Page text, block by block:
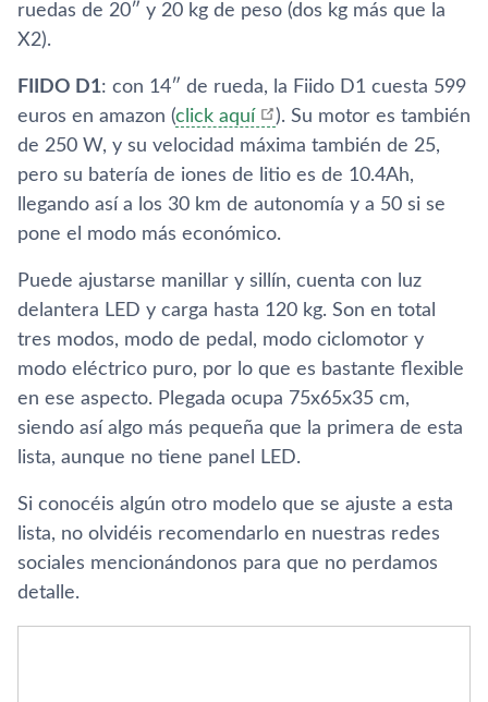
ruedas de 20″ y 20 kg de peso (dos kg más que la
X2).
FIIDO D1: con 14″ de rueda, la Fiido D1 cuesta 599
euros en amazon (click aquí
). Su motor es también
de 250 W, y su velocidad máxima también de 25,
pero su batería de iones de litio es de 10.4Ah,
llegando así a los 30 km de autonomía y a 50 si se
pone el modo más económico.
Puede ajustarse manillar y sillín, cuenta con luz
delantera LED y carga hasta 120 kg. Son en total
tres modos, modo de pedal, modo ciclomotor y
modo eléctrico puro, por lo que es bastante flexible
en ese aspecto. Plegada ocupa 75x65x35 cm,
siendo así algo más pequeña que la primera de esta
lista, aunque no tiene panel LED.
Si conocéis algún otro modelo que se ajuste a esta
lista, no olvidéis recomendarlo en nuestras redes
sociales mencionándonos para que no perdamos
detalle.